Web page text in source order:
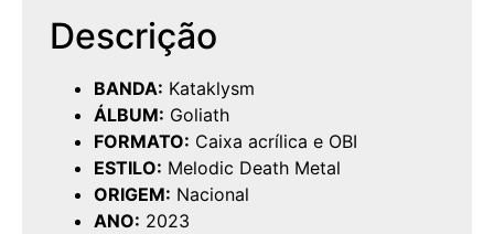
Descrição
BANDA: Kataklysm
ÁLBUM: Goliath
FORMATO: Caixa acrílica e OBI
ESTILO: Melodic Death Metal
ORIGEM: Nacional
ANO: 2023